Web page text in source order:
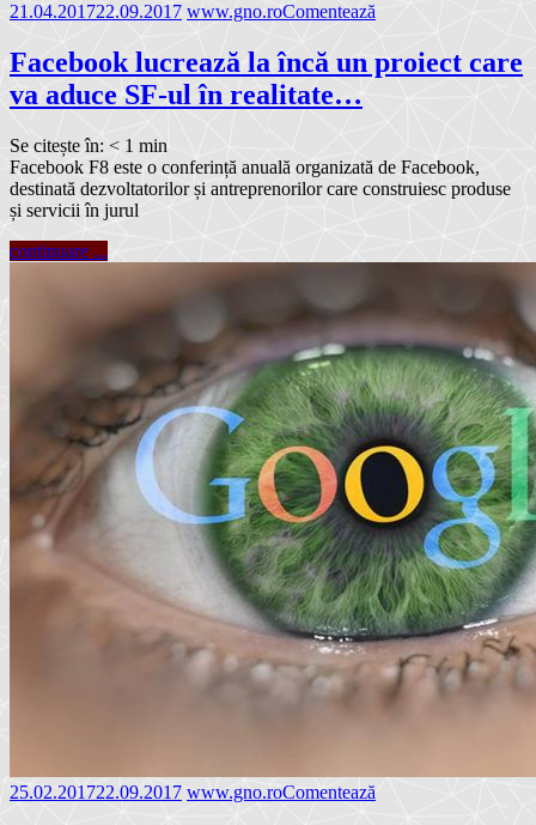
21.04.201722.09.2017 www.gno.roComentează
Facebook lucrează la încă un proiect care
va aduce SF-ul în realitate…
Se citește în: < 1 min
Facebook F8 este o conferință anuală organizată de Facebook,
destinată dezvoltatorilor și antreprenorilor care construiesc produse
și servicii în jurul
continuare ...
25.02.201722.09.2017 www.gno.roComentează